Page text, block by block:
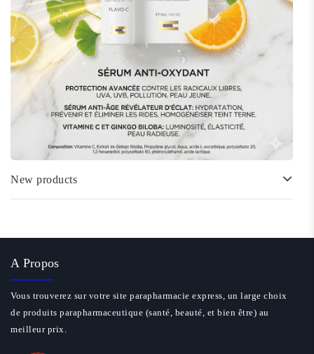
New products
A Propos
Vous trouverez sur votre site parapharmacie express, un large choix
de produits parapharmaceutique (santé, beauté, et bien être) au
meilleur prix.